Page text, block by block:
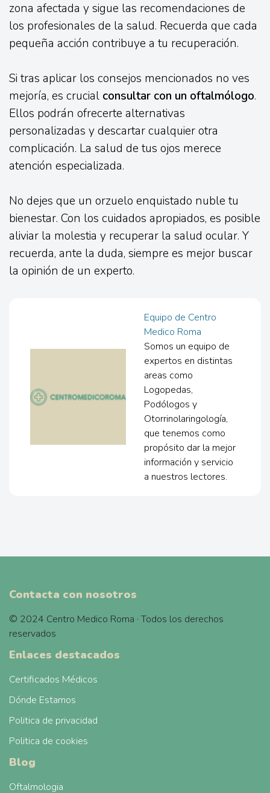
zona afectada y sigue las recomendaciones de
los profesionales de la salud. Recuerda que cada
pequeña acción contribuye a tu recuperación.
Si tras aplicar los consejos mencionados no ves
mejoría, es crucial consultar con un oftalmólogo.
Ellos podrán ofrecerte alternativas
personalizadas y descartar cualquier otra
complicación. La salud de tus ojos merece
atención especializada.
No dejes que un orzuelo enquistado nuble tu
bienestar. Con los cuidados apropiados, es posible
aliviar la molestia y recuperar la salud ocular. Y
recuerda, ante la duda, siempre es mejor buscar
la opinión de un experto.
Equipo de Centro
Medico Roma
Somos un equipo de
expertos en distintas
areas como
Logopedas,
Podólogos y
Otorrinolaringología,
que tenemos como
propósito dar la mejor
información y servicio
a nuestros lectores.
Contacta con nosotros
© 2024 Centro Medico Roma · Todos los derechos
reservados
Enlaces destacados
Certificados Médicos
Dónde Estamos
Politica de privacidad
Politica de cookies
Blog
Oftalmologia